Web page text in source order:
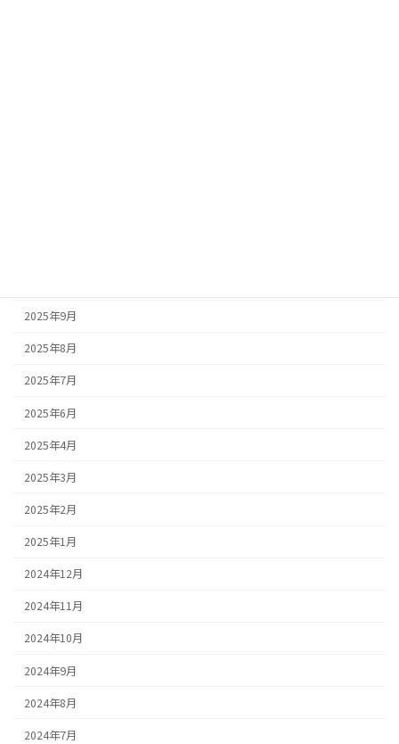
2025年9月
2025年8月
2025年7月
2025年6月
2025年4月
2025年3月
2025年2月
2025年1月
2024年12月
2024年11月
2024年10月
2024年9月
2024年8月
2024年7月